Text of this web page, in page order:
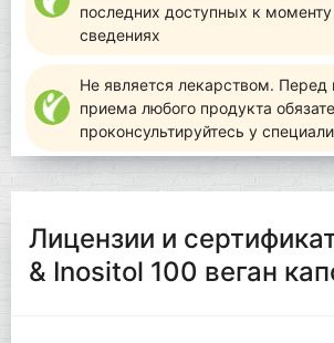
последних доступных к
сведениях
Не является лекарством. Перед
приема любого продукта
проконсультируйтесь у
Лицензии и
& Inositol 100 веган